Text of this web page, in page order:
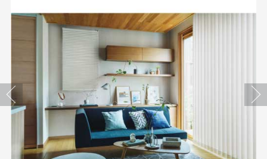
お客様の声
お役立ち情報
FAQ
お問い合わせ
お気に入りリスト
Previous Next